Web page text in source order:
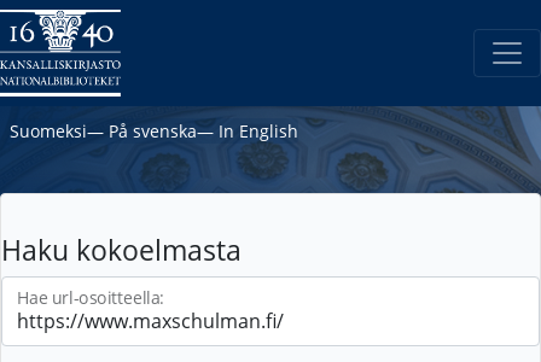
Suomeksi― På svenska― In English
Haku kokoelmasta
Hae url-osoitteella: